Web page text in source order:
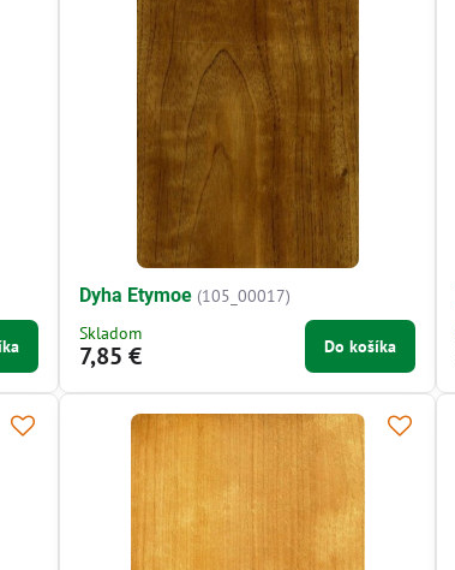
Dyha Etymoe (105_00017)
Skladom
7,85 € Do košíka